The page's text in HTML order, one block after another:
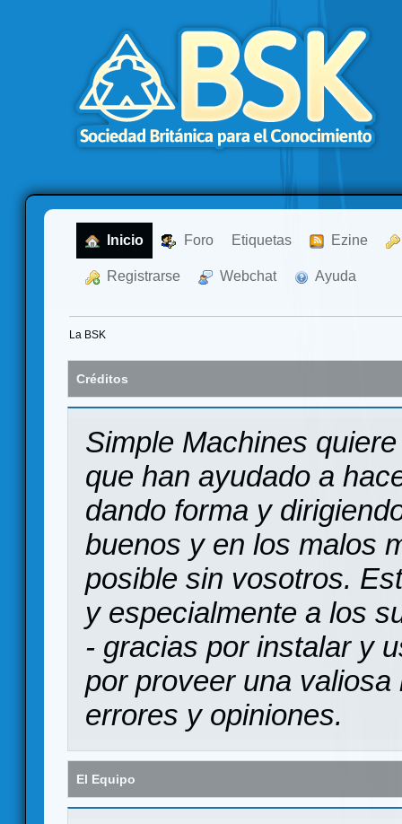
Inicio Foro Etiquetas Ezine
Registrarse Webchat Ayuda
La BSK
Créditos
Simple Machines
que han ayudado a
dando forma y
buenos y en los malos
posible sin vosotros.
y especialmente a los
- gracias por instalar y
por proveer una
errores y opiniones.
El Equipo